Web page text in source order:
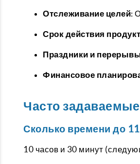
Отслеживание целей:
Срок действия
Праздники и
Финансовое
Часто
Сколько времени до
10 часов и 30 минут